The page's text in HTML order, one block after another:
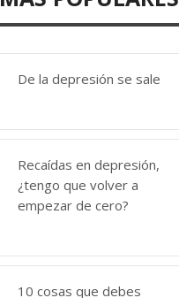
De la depresión se sale
Recaídas en depresión,
¿tengo que volver a
empezar de cero?
10 cosas que debes